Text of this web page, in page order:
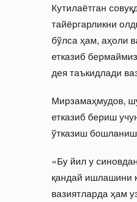
Кутилаётган
тайёргарликни
бўлса ҳам, аҳоли
етказиб
дея таъкидлади
Мирзамаҳмудов,
етказиб бериш
ўтказиш
«Бу йил у
қандай ишлашини
вазиятларда ҳам